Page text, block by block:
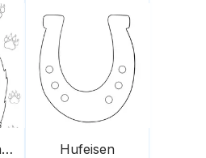
Hundepfote und Abdrücke Hufeisen